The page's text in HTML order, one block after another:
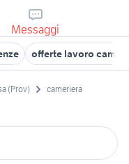
Messaggi
offerte lavoro
(Prov) cameriera